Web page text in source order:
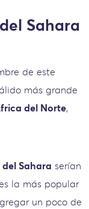
Sahara
de este
más grande
del Norte,
Sahara serían
la más popular
un poco de